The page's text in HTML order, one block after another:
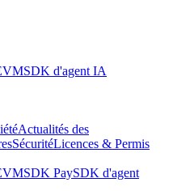
SDK d'agent IA
Actualités des
SécuritéLicences & Permis
SDK PaySDK d'agent